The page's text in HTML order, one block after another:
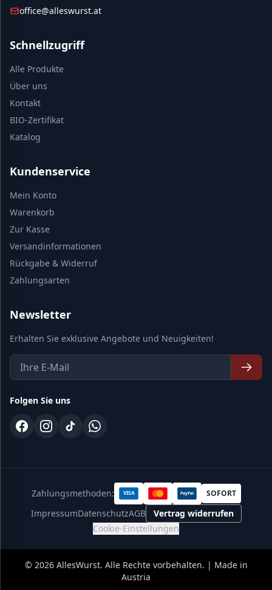
office@alleswurst.at
Schnellzugriff
Alle Produkte
Über uns
Kontakt
BIO-Zertifikat
Katalog
Kundenservice
Mein Konto
Warenkorb
Zur Kasse
Versandinformationen
Rückgabe & Widerruf
Zahlungsarten
Newsletter
Erhalten Sie exklusive Angebote und Neuigkeiten!
Folgen Sie uns
Zahlungsmethoden: VISA PayPal SOFORT
ImpressumDatenschutzAGB
Vertrag widerrufen
Cookie-Einstellungen
© 2026AllesWurst. Alle Rechte vorbehalten. | Made in
Austria